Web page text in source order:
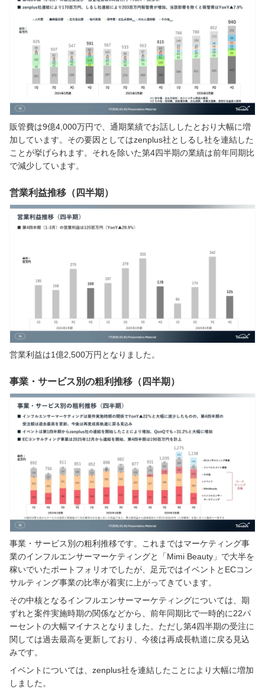
販管費は9億4,000万円で、通期業績でお話ししたとおり大幅に増
加しています。その要因としてはzenplus社としるし社を連結した
ことが挙げられます。それを除いた第4四半期の業績は前年同期比
で減少しています。
営業利益推移（四半期）
営業利益は1億2,500万円となりました。
事業・サービス別の粗利推移（四半期）
事業・サービス別の粗利推移です。これまではマーケティング事
業のインフルエンサーマーケティングと「Mimi Beauty」で大半を
稼いでいたポートフォリオでしたが、足元ではイベントとECコン
サルティング事業の比率が着実に上がってきています。
その中核となるインフルエンサーマーケティングについては、期
ずれと案件実施時期の関係などから、前年同期比で一時的に22パ
ーセントの大幅マイナスとなりました。ただし第4四半期の受注に
関しては過去最高を更新しており、今後は再成長軌道に戻る見込
みです。
イベントについては、zenplus社を連結したことにより大幅に増加
しました。